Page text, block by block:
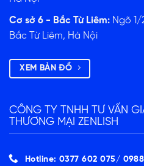
Cơ sở 6 - Bắc Từ Liêm: Ngõ 1/
Bắc Từ Liêm, Hà Nội
XEM BẢN ĐỒ
CÔNG TY TNHH TƯ VẤN
THƯƠNG MẠI ZENLISH
Hotline: 0377 602 075/